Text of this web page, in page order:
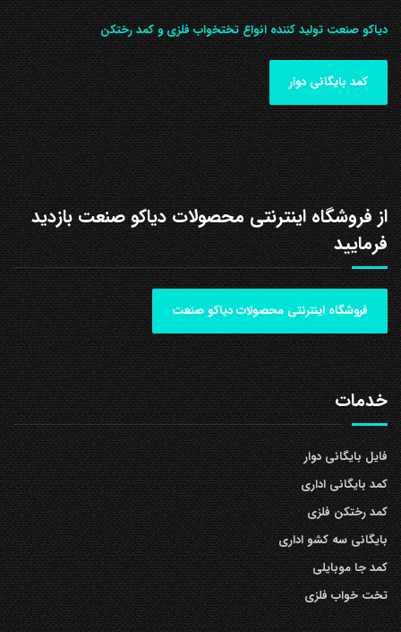
دیاکو صنعت تولید کننده انواع تختخواب فلزی و کمد رختکن
کمد بایگانی دوار
از فروشگاه اینترنتی محصولات دیاکو صنعت بازدید
فرمایید
فروشگاه اینترنتی محصولات دیاکو صنعت
خدمات
فایل بایگانی دوار
کمد بایگانی اداری
کمد رختکن فلزی
بایگانی سه کشو اداری
کمد جا موبایلی
تخت خواب فلزی